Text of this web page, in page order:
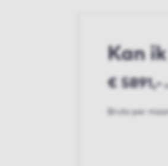
Kan
€ 5891,-
Bruto per